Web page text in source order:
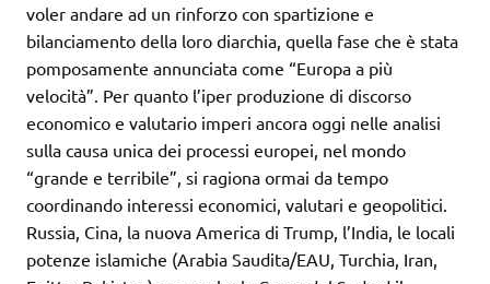
voler andare ad un rinforzo con spartizione e
bilanciamento della loro diarchia, quella fase che è stata
pomposamente annunciata come “Europa a più
velocità”. Per quanto l’iper produzione di discorso
economico e valutario imperi ancora oggi nelle analisi
sulla causa unica dei processi europei, nel mondo
“grande e terribile”, si ragiona ormai da tempo
coordinando interessi economici, valutari e geopolitici.
Russia, Cina, la nuova America di Trump, l’India, le locali
potenze islamiche (Arabia Saudita/EAU, Turchia, Iran,